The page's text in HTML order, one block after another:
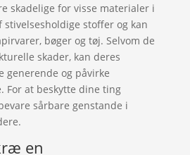
skadelige for visse materialer i
stoffer og kan
bøger og tøj. Selvom de
skader, kan deres
og påvirke
at beskytte dine ting
sårbare genstande i
en